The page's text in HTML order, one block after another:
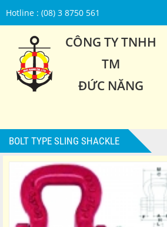
Hotline : (08) 3 8750 561
CÔNG TY TNHH
TM
ĐỨC NĂNG
BOLT TYPE SLING SHACKLE